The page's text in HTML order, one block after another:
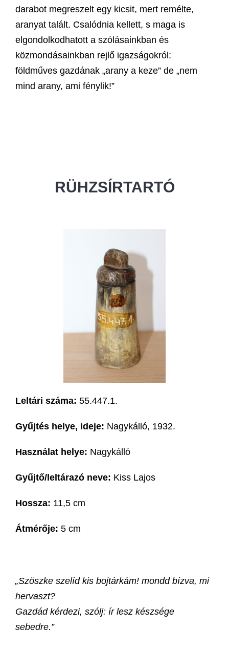
darabot megreszelt egy kicsit, mert remélte,
aranyat talált. Csalódnia kellett, s maga is
elgondolkodhatott a szólásainkban és
közmondásainkban rejlő igazságokról:
földműves gazdának „arany a keze” de „nem
mind arany, ami fénylik!”
RÜHZSÍRTARTÓ
Leltári száma: 55.447.1.
Gyűjtés helye, ideje: Nagykálló, 1932.
Használat helye: Nagykálló
Gyűjtő/leltárazó neve: Kiss Lajos
Hossza: 11,5 cm
Átmérője: 5 cm
„Szöszke szelíd kis bojtárkám! mondd bízva, mi
hervaszt?
Gazdád kérdezi, szólj: ír lesz készsége
sebedre.”